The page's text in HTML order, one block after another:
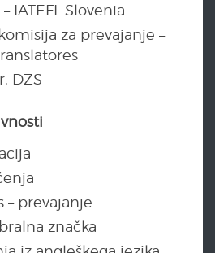
IATEFL Slovenia
za prevajanje –
DZS
– prevajanje
značka